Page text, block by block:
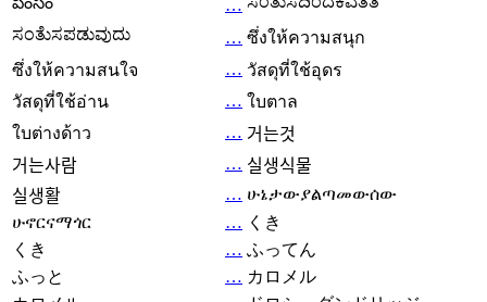
…
ಸಂತೆುಸಪಡುವುದು
… ซึ่งให้ความสนุก
ซึ่งให้ความสนใจ
… วัสดุที่ใช้อุดร
วัสดุที่ใช้อ่าน
… ใบตาล
ใบต่างด้าว
… 거는것
거는사람
… 실생식물
실생활
… ሁኔታውያልጣመውሰው
ሁኖርናማጎር
… くき
くき
… ふってん
ふっと
… カロメル